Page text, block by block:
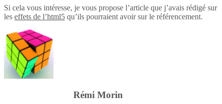
Si cela vous intéresse, je vous propose l’article que j’avais rédigé sur
les effets de l’html5 qu’ils pourraient avoir sur le référencement.
Rémi Morin